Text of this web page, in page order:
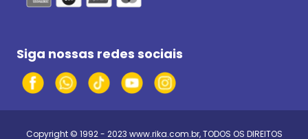
Siga nossas redes sociais
Copyright © 1992 - 2023 www.rika.com.br, TODOS OS DIREITOS